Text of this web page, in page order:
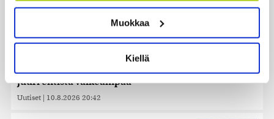
ominaispiirteitä aktiivisesti (sormenjäljen
Lue lisää siitä, miten henkilötietojasi käsitellään ja miten
suostumustasi tai peruuttaa sen milloin vain
evästeilmoituksessa.
Käytämme evästeitä tarjoamamme sisällön ja mainosten
Muokkaa
Kiellä
juuri entistä vaikeampaa
Uutiset | 10.8.2026 20:42